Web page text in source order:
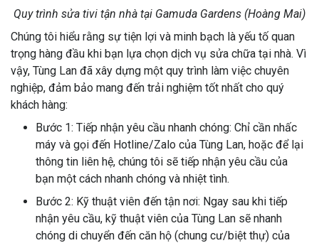
Quy trình sửa tivi tận nhà tại Gamuda Gardens (Hoàng Mai)
Chúng tôi hiểu rằng sự tiện lợi và minh bạch là yếu tố quan
trọng hàng đầu khi bạn lựa chọn dịch vụ sửa chữa tại nhà. Vì
vậy, Tùng Lan đã xây dựng một quy trình làm việc chuyên
nghiệp, đảm bảo mang đến trải nghiệm tốt nhất cho quý
khách hàng:
Bước 1: Tiếp nhận yêu cầu nhanh chóng: Chỉ cần nhấc
máy và gọi đến Hotline/Zalo của Tùng Lan, hoặc để lại
thông tin liên hệ, chúng tôi sẽ tiếp nhận yêu cầu của
bạn một cách nhanh chóng và nhiệt tình.
Bước 2: Kỹ thuật viên đến tận nơi: Ngay sau khi tiếp
nhận yêu cầu, kỹ thuật viên của Tùng Lan sẽ nhanh
chóng di chuyển đến căn hộ (chung cư/biệt thự) của